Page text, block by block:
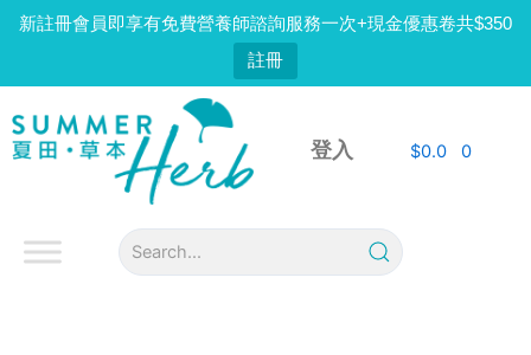
新註冊會員即享有免費營養師諮詢服務一次+現金優惠卷共$350
註冊
Skip
登入 $0.0 0
navigation